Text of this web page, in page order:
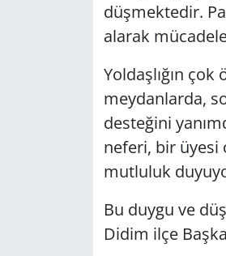
düşmektedir.
alarak
Yoldaşlığın
meydanlarda,
desteğini
neferi, bir
mutluluk
Bu duygu ve
Didim ilçe